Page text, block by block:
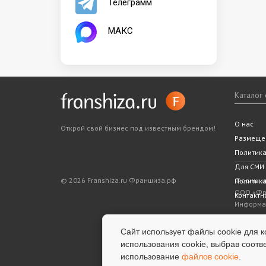
Телеграмм
МАКС
Открой свой бизнес под известным брендом! Все
Статьи
Словарь
5 шагов
О нас
Для СМИ
© 2026 Franshiza.ru Франшиза.рф
ООО
Сайт использует файлы cookie для
использования cookie, выбрав
использование файлов cookie